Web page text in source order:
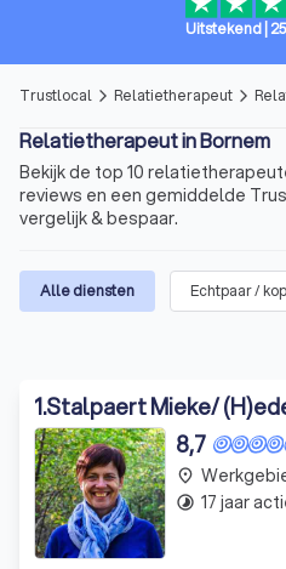
Uitstekend|
Trustlocal arrow_forward_ios Relatietherapeut arrow_forward_ios
Relatietherapeut in Bornem
Bekijk de top 10
reviews en een gemiddelde
vergelijk & bespaar.
Alle diensten Echtpaar /
1.Stalpaert Mieke/
8,7
place
timelapse 17 jaar